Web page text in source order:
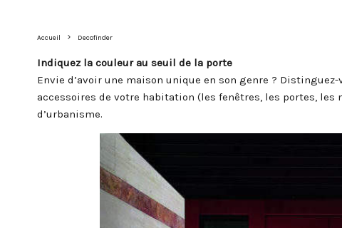
Accueil Decofinder
Indiquez la couleur au seuil de la porte
Envie d’avoir une maison unique en son genre ?
accessoires de votre habitation (les fenêtres, les portes,
d’urbanisme.